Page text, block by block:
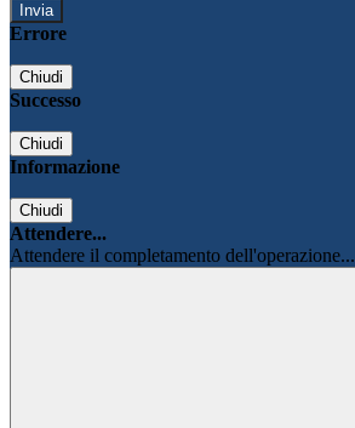
Errore
Chiudi
Successo
Chiudi
Informazione
Chiudi
Attendere...
Attendere il completamento dell'operazione...